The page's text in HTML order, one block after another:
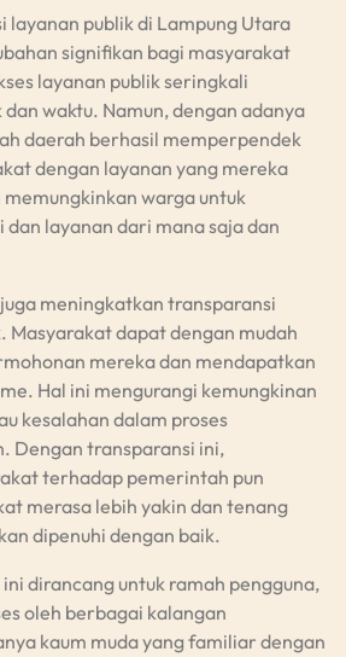
layanan publik di Lampung Utara
signifikan bagi masyarakat
layanan publik seringkali
waktu. Namun, dengan adanya
daerah berhasil memperpendek
dengan layanan yang mereka
warga untuk
layanan dari mana saja dan
meningkatkan transparansi
Masyarakat dapat dengan mudah
mereka dan mendapatkan
Hal ini mengurangi kemungkinan
kesalahan dalam proses
Dengan transparansi ini,
terhadap pemerintah pun
merasa lebih yakin dan tenang
dipenuhi dengan baik.
dirancang untuk ramah pengguna,
oleh berbagai kalangan
kaum muda yang familiar dengan